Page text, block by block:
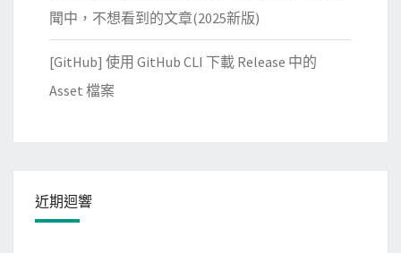
聞中，不想看到的文章(2025新版)
[GitHub] 使用 GitHub CLI 下載 Release 中的
Asset 檔案
近期迴響